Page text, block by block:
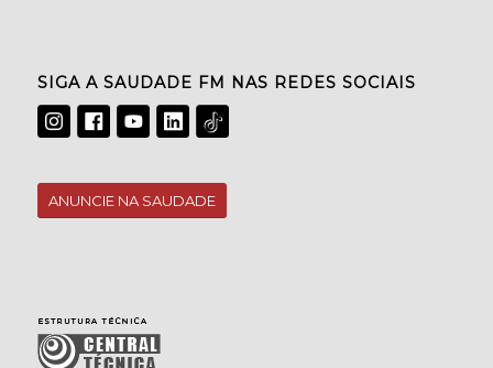
SIGA A SAUDADE FM NAS REDES SOCIAIS
ANUNCIE NA SAUDADE